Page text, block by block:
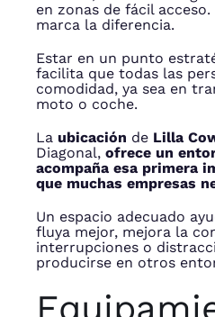
en zonas de fácil
marca la diferencia.
Estar en un punto
facilita que todas las
comodidad, ya sea en
moto o coche.
La ubicación de Lilla
Diagonal, ofrece un
acompaña esa primera
que muchas empresas
Un espacio adecuado
fluya mejor, mejora la
interrupciones o
producirse en otros